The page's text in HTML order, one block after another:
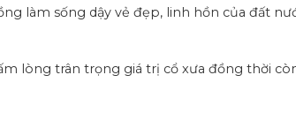
làm sống dậy vẻ đẹp, linh hồn của đất
lòng trân trọng giá trị cổ xưa đồng thời